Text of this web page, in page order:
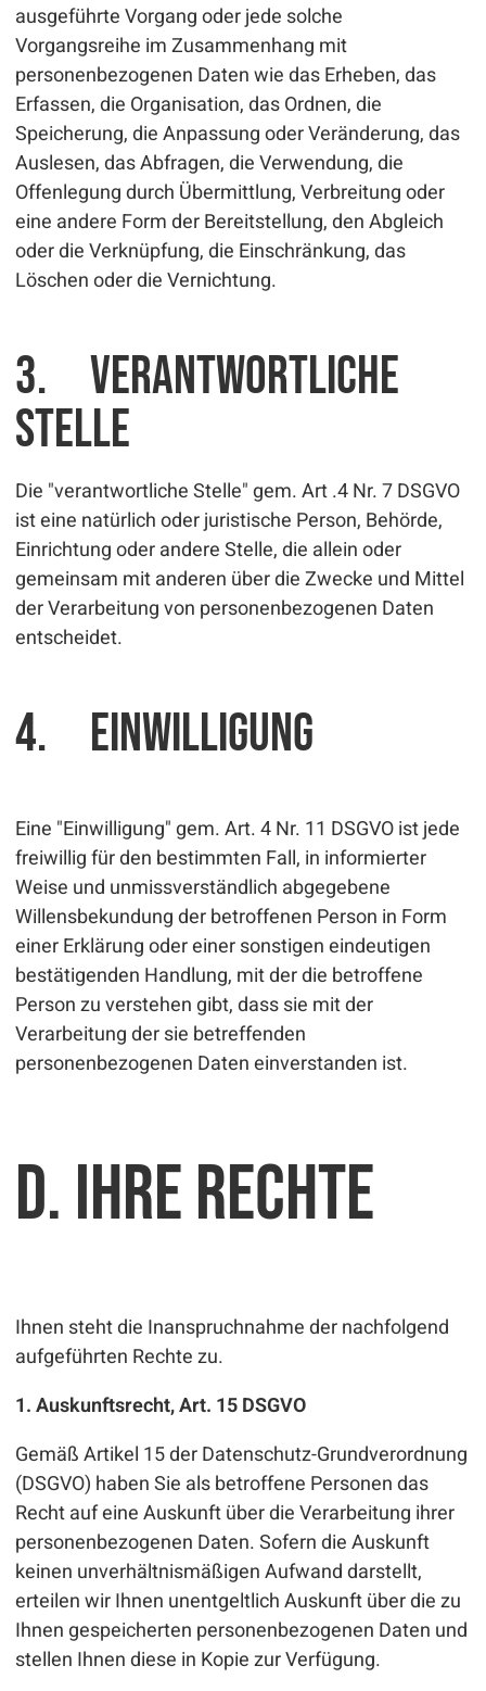
ausgeführte Vorgang oder jede solche
Vorgangsreihe im Zusammenhang mit
personenbezogenen Daten wie das Erheben, das
Erfassen, die Organisation, das Ordnen, die
Speicherung, die Anpassung oder Veränderung, das
Auslesen, das Abfragen, die Verwendung, die
Offenlegung durch Übermittlung, Verbreitung oder
eine andere Form der Bereitstellung, den Abgleich
oder die Verknüpfung, die Einschränkung, das
Löschen oder die Vernichtung.
3. Verantwortliche
Stelle
Die "verantwortliche Stelle" gem. Art .4 Nr. 7 DSGVO
ist eine natürlich oder juristische Person, Behörde,
Einrichtung oder andere Stelle, die allein oder
gemeinsam mit anderen über die Zwecke und Mittel
der Verarbeitung von personenbezogenen Daten
entscheidet.
4. Einwilligung
Eine "Einwilligung" gem. Art. 4 Nr. 11 DSGVO ist jede
freiwillig für den bestimmten Fall, in informierter
Weise und unmissverständlich abgegebene
Willensbekundung der betroffenen Person in Form
einer Erklärung oder einer sonstigen eindeutigen
bestätigenden Handlung, mit der die betroffene
Person zu verstehen gibt, dass sie mit der
Verarbeitung der sie betreffenden
personenbezogenen Daten einverstanden ist.
D. Ihre Rechte
Ihnen steht die Inanspruchnahme der nachfolgend
aufgeführten Rechte zu.
1. Auskunftsrecht, Art. 15 DSGVO
Gemäß Artikel 15 der Datenschutz-Grundverordnung
(DSGVO) haben Sie als betroffene Personen das
Recht auf eine Auskunft über die Verarbeitung ihrer
personenbezogenen Daten. Sofern die Auskunft
keinen unverhältnismäßigen Aufwand darstellt,
erteilen wir Ihnen unentgeltlich Auskunft über die zu
Ihnen gespeicherten personenbezogenen Daten und
stellen Ihnen diese in Kopie zur Verfügung.